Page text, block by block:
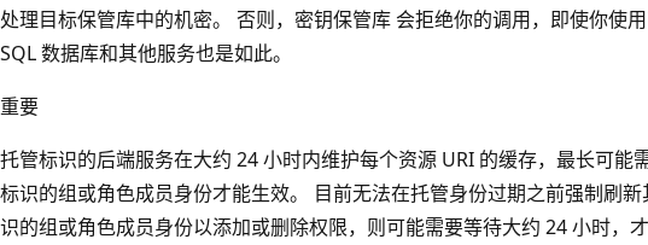
处理目标保管库中的机密。 否则，密钥保管库 会拒绝你的调用，即使你使
SQL 数据库和其他服务也是如此。
重要
托管标识的后端服务在大约 24 小时内维护每个资源 URI 的缓存，最长可能
标识的组或角色成员身份才能生效。 目前无法在托管身份过期之前强制刷
识的组或角色成员身份以添加或删除权限，则可能需要等待大约 24 小时，